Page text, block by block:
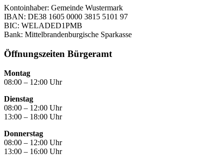
Kontoinhaber: Gemeinde Wustermark
IBAN: DE38 1605 0000 3815 5101 97
BIC: WELADED1PMB
Bank: Mittelbrandenburgische Sparkasse
Öffnungszeiten Bürgeramt
Montag
08:00 – 12:00 Uhr
Dienstag
08:00 – 12:00 Uhr
13:00 – 18:00 Uhr
Donnerstag
08:00 – 12:00 Uhr
13:00 – 16:00 Uhr